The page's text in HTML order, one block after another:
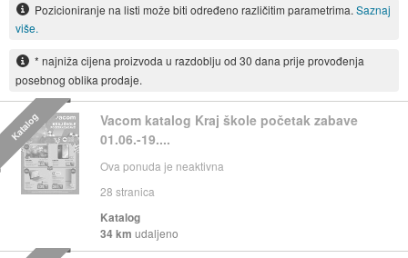
Pozicioniranje na listi može biti određeno različitim parametrima. Saznaj
više.
* najniža cijena proizvoda u razdoblju od 30 dana prije provođenja
posebnog oblika prodaje.
Vacom katalog Kraj škole početak zabave
01.06.-19....
Ova ponuda je neaktivna
28 stranica
Katalog
34 km udaljeno
Katalog